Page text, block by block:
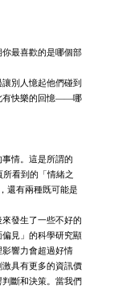
最喜歡的是哪個部
別人憶起他們碰到
有快樂的回憶——哪
情。這是所謂的
所看到的「情緒之
還有兩種既可能是
發生了一些不好的
見」的科學研究顯
響力會超過好情
具有更多的資訊價
斷和決策。當我們